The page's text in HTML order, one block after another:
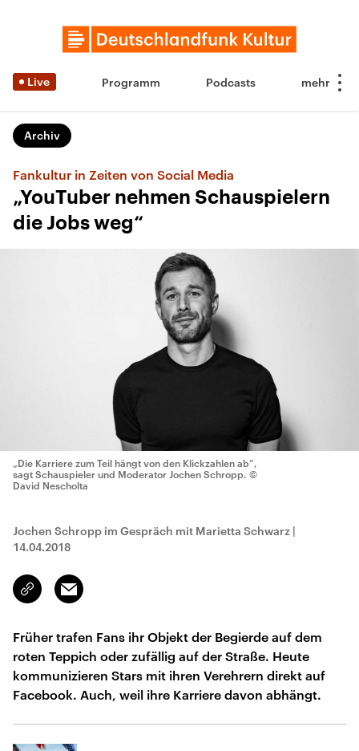
Live Programm Podcasts
Archiv
Fankultur in Zeiten von Social Media
„YouTuber nehmen Schauspielern
die Jobs weg“
„Die Karriere zum Teil hängt von den Klickzahlen ab“,
sagt Schauspieler und Moderator Jochen Schropp. ©
David Nescholta
Jochen Schropp im Gespräch mit Marietta Schwarz |
14.04.2018
Link
kopieren/teilen
Email
Früher trafen Fans ihr Objekt der Begierde auf dem
roten Teppich oder zufällig auf der Straße. Heute
kommunizieren Stars mit ihren Verehrern direkt auf
Facebook. Auch, weil ihre Karriere davon abhängt.